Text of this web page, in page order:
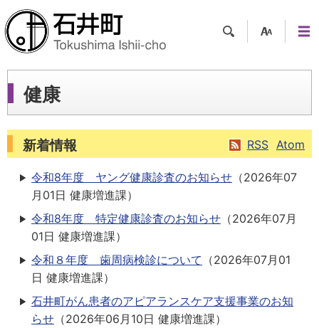
ツー
ュー
健康
新着情報 RSS Atom
令和8年度 ヤング健康診査のお知らせ （2026年07
月01日 健康増進課）
令和8年度 特定健康診査のお知らせ （2026年07月
01日 健康増進課）
令和８年度 歯周病検診について （2026年07月01
日 健康増進課）
石井町がん患者のアピアランスケア支援事業のお知
らせ （2026年06月10日 健康増進課）